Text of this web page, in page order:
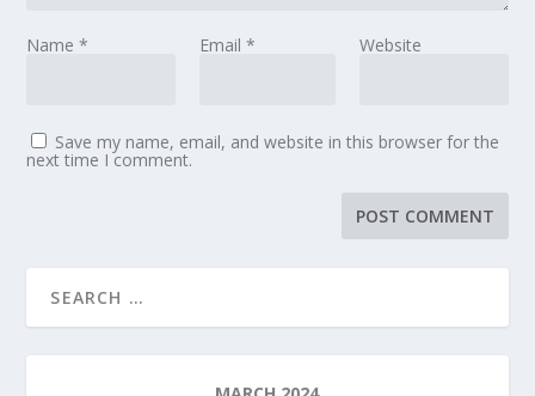
Name* Email * Website
Save my name, email, and website in this browser for the
next time I comment.